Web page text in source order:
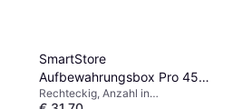
SmartStore
Aufbewahrungsbox Pro 45
50 Liter Schwarz Staukasten
Rechteckig, Anzahl in